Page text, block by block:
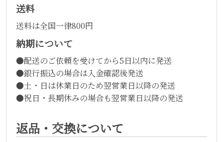
送料
送料は全国一律800円
納期について
●配送のご依頼を受けてから5日以内に発送
●銀行振込の場合は入金確認後発送
●土・日は休業日のため翌営業日以降の発送
●祝日・長期休みの場合も翌営業日以降の発送
返品・交換について